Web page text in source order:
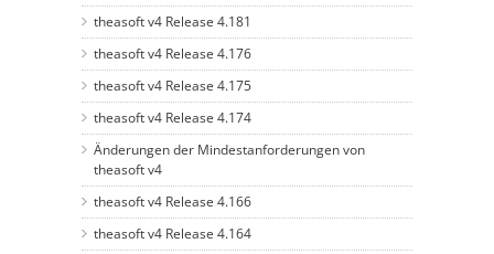
theasoft v4 Release 4.181
theasoft v4 Release 4.176
theasoft v4 Release 4.175
theasoft v4 Release 4.174
Änderungen der Mindestanforderungen von
theasoft v4
theasoft v4 Release 4.166
theasoft v4 Release 4.164